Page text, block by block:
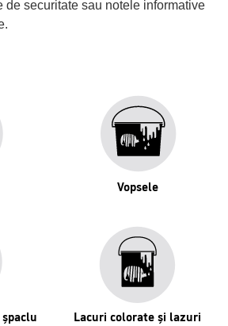
de securitate sau notele informative
Vopsele
Lacuri colorate și lazuri